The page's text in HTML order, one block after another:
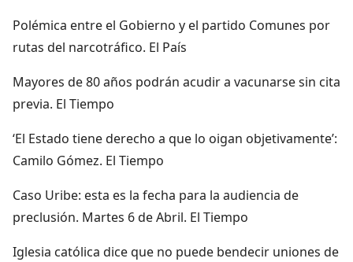
Polémica entre el Gobierno y el partido Comunes por
rutas del narcotráfico. El País
Mayores de 80 años podrán acudir a vacunarse sin cita
previa. El Tiempo
‘El Estado tiene derecho a que lo oigan objetivamente’:
Camilo Gómez. El Tiempo
Caso Uribe: esta es la fecha para la audiencia de
preclusión. Martes 6 de Abril. El Tiempo
Iglesia católica dice que no puede bendecir uniones de